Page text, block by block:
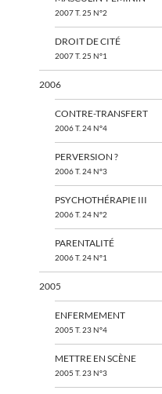
2007 T. 25 N°2
DROIT DE CITÉ
2007 T. 25 N°1
2006
CONTRE-TRANSFERT
2006 T. 24 N°4
PERVERSION ?
2006 T. 24 N°3
PSYCHOTHÉRAPIE III
2006 T. 24 N°2
PARENTALITÉ
2006 T. 24 N°1
2005
ENFERMEMENT
2005 T. 23 N°4
METTRE EN SCÈNE
2005 T. 23 N°3